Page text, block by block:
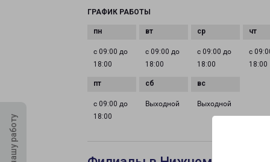
ГРАФИК РАБОТЫ
с 09:00 до
18:00
с 09:00 до
18:00
с 09:00 до
18:00
с
18:00
с 09:00 до
18:00
Выходной Выходной